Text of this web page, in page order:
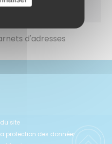
d'adresses
site
protection des données